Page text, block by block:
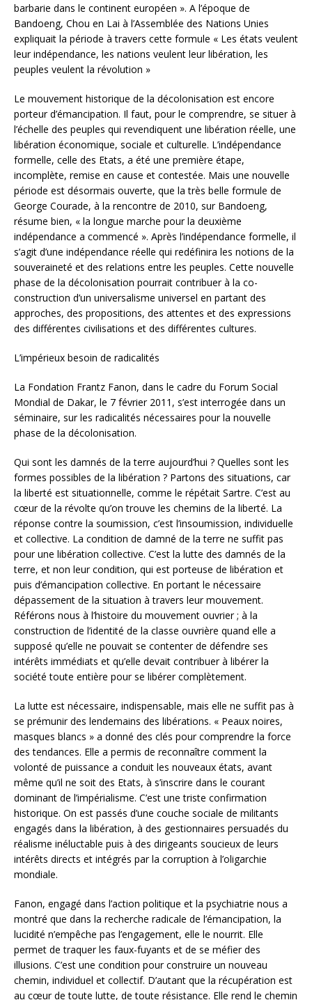
barbarie dans le continent européen ». A l’époque de
Bandoeng, Chou en Lai à l’Assemblée des Nations Unies
expliquait la période à travers cette formule « Les états veulent
leur indépendance, les nations veulent leur libération, les
peuples veulent la révolution »
Le mouvement historique de la décolonisation est encore
porteur d’émancipation. Il faut, pour le comprendre, se situer à
l’échelle des peuples qui revendiquent une libération réelle, une
libération économique, sociale et culturelle. L’indépendance
formelle, celle des Etats, a été une première étape,
incomplète, remise en cause et contestée. Mais une nouvelle
période est désormais ouverte, que la très belle formule de
George Courade, à la rencontre de 2010, sur Bandoeng,
résume bien, « la longue marche pour la deuxième
indépendance a commencé ». Après l’indépendance formelle, il
s’agit d’une indépendance réelle qui redéfinira les notions de la
souveraineté et des relations entre les peuples. Cette nouvelle
phase de la décolonisation pourrait contribuer à la co-
construction d’un universalisme universel en partant des
approches, des propositions, des attentes et des expressions
des différentes civilisations et des différentes cultures.
L’impérieux besoin de radicalités
La Fondation Frantz Fanon, dans le cadre du Forum Social
Mondial de Dakar, le 7 février 2011, s’est interrogée dans un
séminaire, sur les radicalités nécessaires pour la nouvelle
phase de la décolonisation.
Qui sont les damnés de la terre aujourd’hui ? Quelles sont les
formes possibles de la libération ? Partons des situations, car
la liberté est situationnelle, comme le répétait Sartre. C’est au
cœur de la révolte qu’on trouve les chemins de la liberté. La
réponse contre la soumission, c’est l’insoumission, individuelle
et collective. La condition de damné de la terre ne suffit pas
pour une libération collective. C’est la lutte des damnés de la
terre, et non leur condition, qui est porteuse de libération et
puis d’émancipation collective. En portant le nécessaire
dépassement de la situation à travers leur mouvement.
Référons nous à l’histoire du mouvement ouvrier ; à la
construction de l’identité de la classe ouvrière quand elle a
supposé qu’elle ne pouvait se contenter de défendre ses
intérêts immédiats et qu’elle devait contribuer à libérer la
société toute entière pour se libérer complètement.
La lutte est nécessaire, indispensable, mais elle ne suffit pas à
se prémunir des lendemains des libérations. « Peaux noires,
masques blancs » a donné des clés pour comprendre la force
des tendances. Elle a permis de reconnaître comment la
volonté de puissance a conduit les nouveaux états, avant
même qu’il ne soit des Etats, à s’inscrire dans le courant
dominant de l’impérialisme. C’est une triste confirmation
historique. On est passés d’une couche sociale de militants
engagés dans la libération, à des gestionnaires persuadés du
réalisme inéluctable puis à des dirigeants soucieux de leurs
intérêts directs et intégrés par la corruption à l’oligarchie
mondiale.
Fanon, engagé dans l’action politique et la psychiatrie nous a
montré que dans la recherche radicale de l’émancipation, la
lucidité n’empêche pas l’engagement, elle le nourrit. Elle
permet de traquer les faux-fuyants et de se méfier des
illusions. C’est une condition pour construire un nouveau
chemin, individuel et collectif. D’autant que la récupération est
au cœur de toute lutte, de toute résistance. Elle rend le chemin